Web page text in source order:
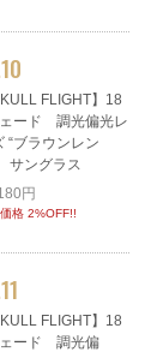
10
FLIGHT】18
ード 調光偏光レ
“ブラウンレン
サングラス
円
格 2%OFF!!
11
FLIGHT】18
ード 調光偏